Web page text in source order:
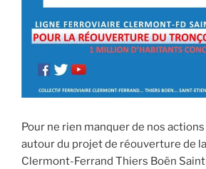
Pour ne rien manquer de nos
autour du projet de réouverture de
Clermont-Ferrand Thiers Boën